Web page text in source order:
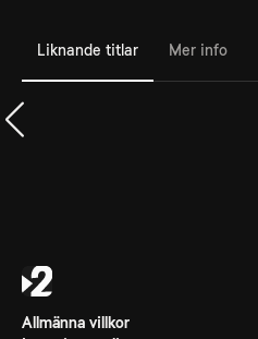
Liknande titlar Mer info
Allmänna villkor